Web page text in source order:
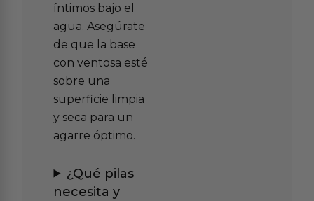
íntimos bajo el
agua. Asegúrate
de que la base
con ventosa esté
sobre una
superficie limpia
y seca para un
agarre óptimo.
¿Qué pilas
necesita y